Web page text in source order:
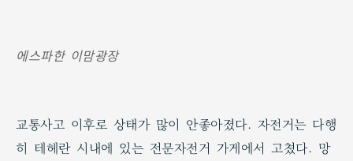
에스파한 이맘광장
교통사고 이후로 상태가 많이 안좋아졌다. 자전거는 다행
히 테헤란 시내에 있는 전문자전거 가게에서 고쳤다. 망